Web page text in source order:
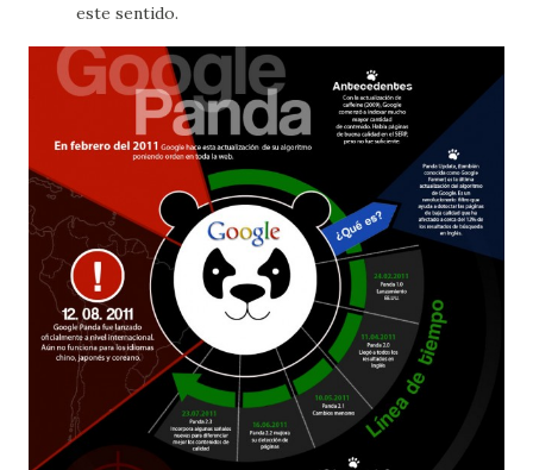
este sentido.